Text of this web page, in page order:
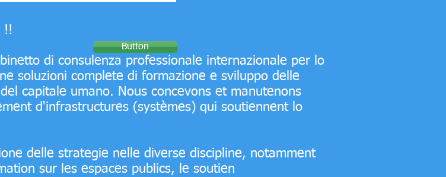
Button
!!
di consulenza professionale internazionale per lo
soluzioni complete di formazione e sviluppo delle
capitale umano. Nous concevons et manutenons
d'infrastructures (systèmes) qui soutiennent lo
delle strategie nelle diverse discipline, notamment
sur les espaces publics, le soutien